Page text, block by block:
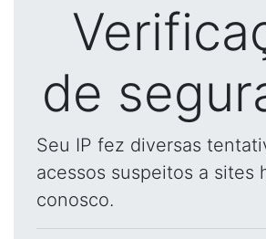
de
Seu IP fez diversas
acessos suspeitos a sites
conosco.